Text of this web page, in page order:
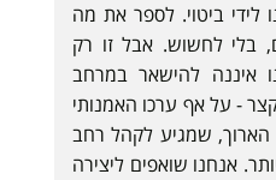
לידי ביטוי. לספר את מה
בלי לחשוש. אבל זו רק
איננה להישאר במרחב
- על אף ערכו האמנותי
הארוך, שמגיע לקהל רחב
אנחנו שואפים ליצירה